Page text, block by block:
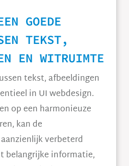
GOEDE
TEKST,
EN WITRUIMTE
tekst, afbeeldingen
in UI webdesign.
op een harmonieuze
kan de
verbeterd
belangrijke informatie,